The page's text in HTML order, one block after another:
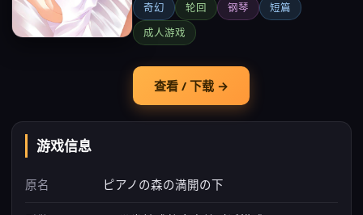
奇幻
轮回 钢琴
短篇
成人游戏
查看 / 下载 →
游戏信息
原名 ピアノの森の満開の下